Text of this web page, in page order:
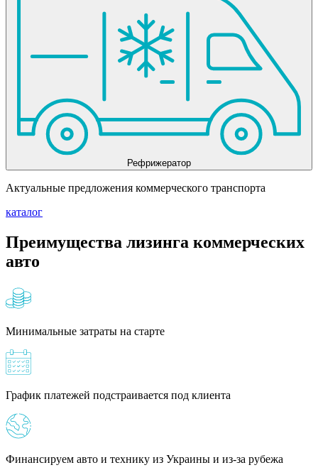
Рефрижератор
Актуальные предложения коммерческого транспорта
каталог
Преимущества лизинга коммерческих
авто
Минимальные затраты на старте
График платежей подстраивается под клиента
Финансируем авто и технику из Украины и из-за рубежа